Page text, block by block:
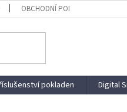
OBCHODNÍ PODMÍNKY
pokladen Digital